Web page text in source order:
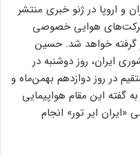
و اروپا در ژنو خبری منتشر
شرکت‌های هوایی خصوصی
گرفته خواهد شد. حسین
ایران، روز دوشنبه در
در روز دوازدهم بهمن‌ماه و
گفته این مقام هواپیمایی
ایر تور» انجام